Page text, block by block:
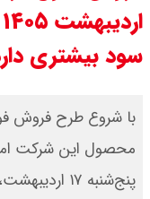
سود بیشتری
پنج‌شنبه ۱۷